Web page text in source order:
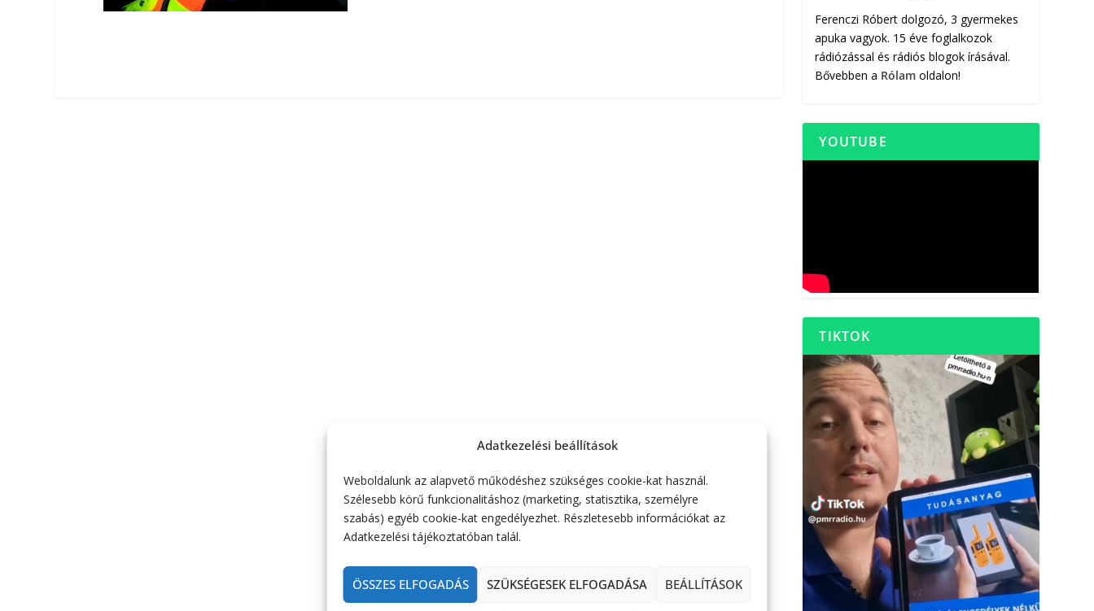
Adatkezelési beállítások
Weboldalunk az alapvető működéshez szükséges cookie-kat használ.
Szélesebb körű funkcionalitáshoz (marketing, statisztika, személyre
szabás) egyéb cookie-kat engedélyezhet. Részletesebb információkat az
Adatkezelési tájékoztatóban talál.
ÖSSZES ELFOGADÁS SZÜKSÉGESEK ELFOGADÁSA BEÁLLÍTÁSOK
Ferenczi Róbert dolgozó, 3 gyermekes
apuka vagyok. 15 éve foglalkozok
rádiózással és rádiós blogok írásával.
Bővebben a Rólam oldalon!
YOUTUBE
TIKTOK